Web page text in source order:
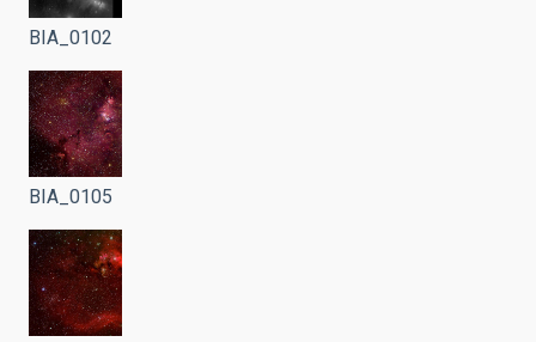
BIA_0102
BIA_0105